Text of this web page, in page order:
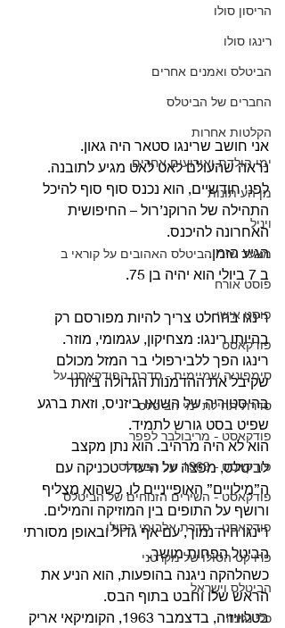
הריסון סולו
רינגו סולו
הביטלס ואמנים אחרים
החברים של הביטלס
הקלטות אחרות
ימי הולדת ואירועים אחרים
מן העיתונות
ויניל
מצעד שירי הביטלס האהובים על קוראי ב
פוסט אורח
פוסט אישי
פודקאסט
סימפוניה שמיימית - סדרת הפודקאסט על
סדרת תחילת ימי הביטלס
פודקאסט - מריבולבר לפפר
פודקאסט - 1969 של הביטלס
פודקאסט - השירים הזנוחים של הביטלס
פודקאסט - סדרת אלבומי הסולו
פרויקט הסולו של מקרטני
הביטלס וישראל
כלי נגינה
אני חושב שרינגו סטאר היה גאון.
נראה שהעולם לאט לאט מגיע לתובנה.
לפני חודשיים, הוא נכנס סוף סוף להיכל
התהילה של הרוקנ’רול – החיפושית
האחרונה להיכנס.
הגיע הזמן.
ב 7 ביולי הוא יהיה בן 75.
רינגו בהחלט צריך להיות מפורסם רק
בהיותו רינגו: מצחיקון, עגמומי, מוזר.
רינגו הפך ללבירפולי בר המזל מכולם
שקיבל את ההדמנות הגדולה ביותר
בהיסטוריה של השואו ביזניס, וזאת ברגע
שפיט בסט גורש לתמיד.
הוא לא היה מרהיב. הוא נתן מקצב
לביטלס, מפצה על היעדר טכניקה עם
ה”מילויים” האופייניים לו, כשהוא מצליף
ורושף על התופים בין המוזיקה והמילים.
רינגו היה נמוך, עם אף גדול ובאופן מסורתי
הביטל הפחות מושך.
כשהלהקה ניגנה בהופעות, הוא הניע את
הראש שלו וחבט בתוף הבס.
בטלוויזיה, בדצמבר 1963, הקומיקאי אריק